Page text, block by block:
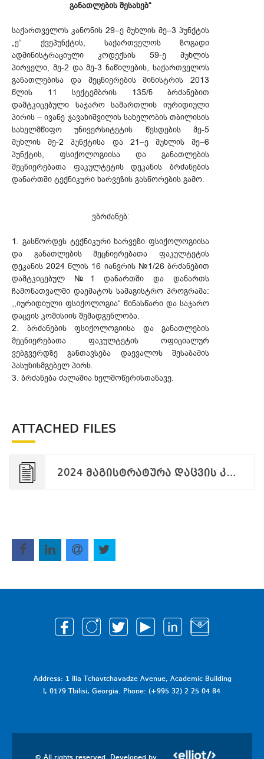
განათლების შესახებ“
საქართველოს კანონის 29–ე მუხლის მე–3 პუნქტის
„ე“ ქვეპუნქტის, საქართველოს ზოგადი
ადმინისტრაციული კოდექსის 59-ე მუხლის
პირველი, მე-2 და მე-3 ნაწილების, საქართველოს
განათლებისა და მეცნიერების მინისტრის 2013
წლის 11 სექტემბრის 135/ნ ბრძანებით
დამტკიცებული საჯარო სამართლის იურიდიული
პირის – ივანე ჯავახიშვილის სახელობის თბილისის
სახელმწიფო უნივერსიტეტის წესდების მე-5
მუხლის მე-2 პუნქტისა და 21–ე მუხლის მე–6
პუნქტის, ფსიქოლოგიისა და განათლების
მეცნიერებათა ფაკულტეტის დეკანის ბრძანების
დანართში ტექნიკური ხარვეზის გასწორების გამო.
ვბრძანებ:
1. გასწორდეს ტექნიკური ხარვეზი ფსიქოლოგიისა
და განათლების მეცნიერებათა ფაკულტეტის
დეკანის 2024 წლის 16 იანვრის №1/26 ბრძანებით
დამტკიცებულ №1 დანართში და დანართს
ჩამონათვალში დაემატოს სამაგისტრო პროგრამა:
,,იურიდიული ფსიქოლოგია“ წინასწარი და საჯარო
დაცვის კომისიის შემადგენლობა.
2. ბრძანების ფსიქოლოგიისა და განათლების
მეცნიერებათა ფაკულტეტის ოფიციალურ
ვებგვერდზე განთავსება დაევალოს შესაბამის
პასუხისმგებელ პირს.
3. ბრძანება ძალაშია ხელმოწერისთანავე.
ATTACHED FILES
2024 მაგისტრატურა დაცვის კომისიების დამტკიცება -დანართი.pdf
Address: 1 Ilia Tchavtchavadze Avenue, Academic Building
I, 0179 Tbilisi, Georgia. Phone: (+995 32) 2 25 04 84